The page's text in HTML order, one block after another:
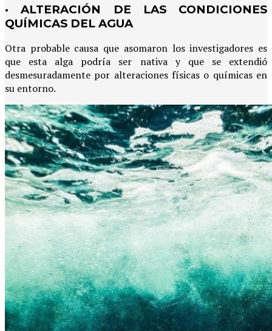
· ALTERACIÓN DE LAS CONDICIONES
QUÍMICAS DEL AGUA
Otra probable causa que asomaron los investigadores es
que esta alga podría ser nativa y que se extendió
desmesuradamente por alteraciones físicas o químicas en
su entorno.